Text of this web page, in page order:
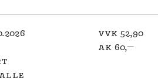
vvk 52,90
ak 60,—